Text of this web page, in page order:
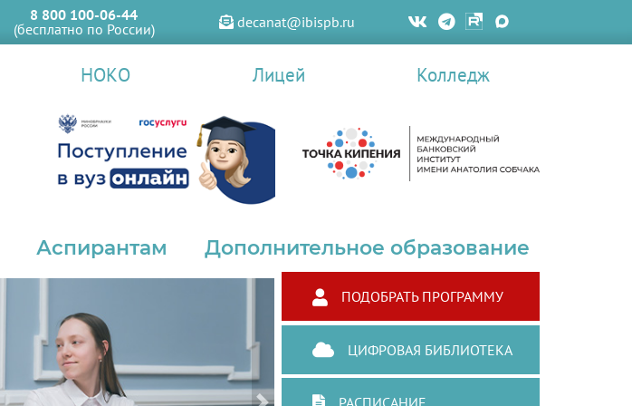
8 800 100-06-44
(бесплатно по России)
decanat@ibispb.ru
НОКО Лицей Колледж
Аспирантам Дополнительное образование
ПОДОБРАТЬ ПРОГРАММУ
ЦИФРОВАЯ БИБЛИОТЕКА